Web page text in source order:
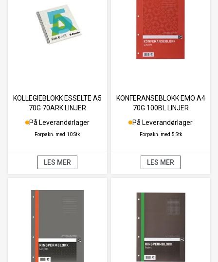
KOLLEGIEBLOKK ESSELTE A5
70G 70ARK LINJER
På Leverandørlager
Forpakn. med 10 Stk
LES MER
KONFERANSEBLOKK EMO A4
70G 100BL LINJER
På Leverandørlager
Forpakn. med 5 Stk
LES MER